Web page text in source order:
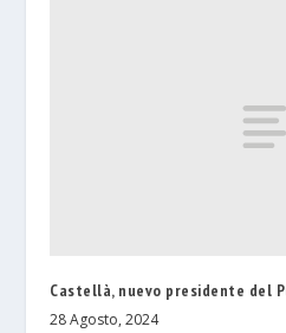
Castellà, nuevo presidente del
28 Agosto, 2024